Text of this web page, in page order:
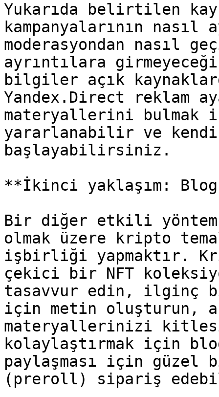
Yukarıda belirtilen
kampanyalarının nasıl
moderasyondan
ayrıntılara
bilgiler açık
Yandex.Direct
materyallerini bulmak
yararlanabilir ve kendi
başlayabilirsiniz.
**İkinci yaklaşım:
Bir diğer etkili
olmak üzere kripto
işbirliği yapmaktır.
çekici bir NFT
tasavvur edin, ilginç
için metin oluşturun,
materyallerinizi
kolaylaştırmak için
paylaşması için güzel
(preroll) sipariş